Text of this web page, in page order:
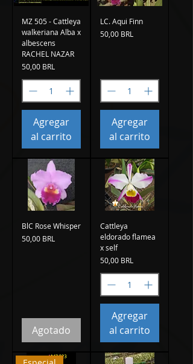
MZ 505 - Cattleya
walkeriana Alba x
albescens
RACHEL NAZAR
Precio
50,00 BRL
Agregar
al carrito
LC. Aqui Finn
Precio
50,00 BRL
Agregar
al carrito
BlC Rose Whisper
Precio
50,00 BRL
Agotado
Cattleya
eldorado flamea
x self
Precio
50,00 BRL
Agregar
al carrito